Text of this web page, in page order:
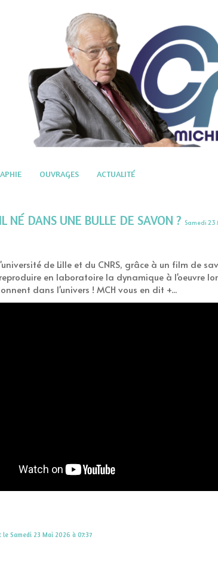
OUVRAGES ACTUALITÉ
NÉ DANS UNE BULLE DE SAVON ? Samedi 23
de Lille et du CNRS, grâce à un film de
en laboratoire la dynamique à l'oeuvre
dans l'univers ! MCH vous en dit +...
Samedi 23 Mai 2026 à 07:37